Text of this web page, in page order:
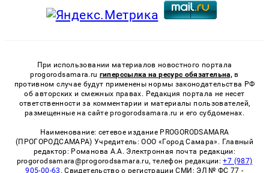
При использовании материалов новостного портала
progorodsamara.ru гиперссылка на ресурс обязательна, в
противном случае будут применены нормы законодательства РФ
об авторских и смежных правах. Редакция портала не несет
ответственности за комментарии и материалы пользователей,
размещенные на сайте progorodsamara.ru и его субдоменах.
Наименование: сетевое издание PROGORODSAMARA
(ПРОГОРОДСАМАРА) Учредитель: ООО «Город Самара». Главный
редактор: Романова А.А. Электронная почта редакции:
progorodsamara@progorodsamara.ru, телефон редакции:+7 (987)
905-00-63 . Свидетельство о регистрации СМИ: ЭЛ № ФС 77 -